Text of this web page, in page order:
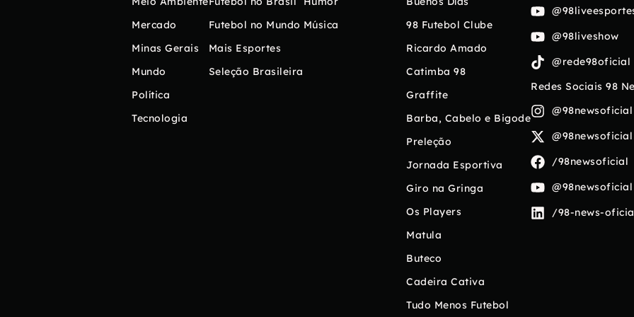
Mercado
Minas Gerais
Mundo
Política
Tecnologia
Futebol no Mundo
Mais Esportes
Seleção Brasileira
Música
98 Futebol Clube
Ricardo Amado
Catimba 98
Graffite
Barba, Cabelo e Bigode
Preleção
Jornada Esportiva
Giro na Gringa
Os Players
Matula
Buteco
Cadeira Cativa
Tudo Menos Futebol
@98liveshow
@rede98oficial
Redes Sociais 98
@98newsoficial
@98newsoficial
/98newsoficial
@98newsoficial
/98-news-